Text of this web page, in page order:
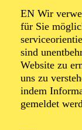
EN Wir
für Sie
sind
Website zu
uns zu
indem
gemeldet
Organiser:
HOFNER GMBH
TICKETS
55,20 52,70€
EN: SCHAUSPIEL